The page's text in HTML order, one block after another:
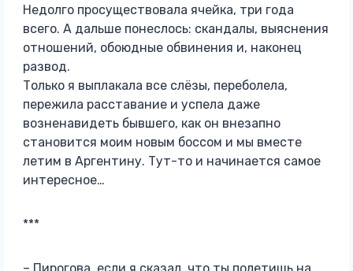
Недолго просуществовала ячейка, три года
всего. А дальше понеслось: скандалы, выяснения
отношений, обоюдные обвинения и, наконец
развод.
Только я выплакала все слёзы, переболела,
пережила расставание и успела даже
возненавидеть бывшего, как он внезапно
становится моим новым боссом и мы вместе
летим в Аргентину. Тут-то и начинается самое
интересное…
***